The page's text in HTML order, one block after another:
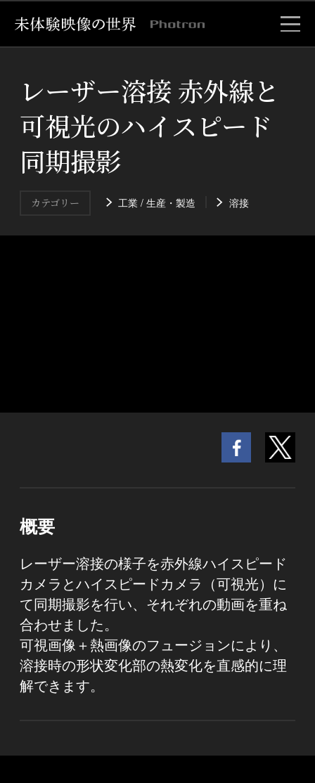
レーザー溶接 赤外線と
可視光のハイスピード
同期撮影
カテゴリー 工業 / 生産・製造 溶接
概要
レーザー溶接の様子を赤外線ハイスピード
カメラとハイスピードカメラ（可視光）に
て同期撮影を行い、それぞれの動画を重ね
合わせました。
可視画像＋熱画像のフュージョンにより、
溶接時の形状変化部の熱変化を直感的に理
解できます。